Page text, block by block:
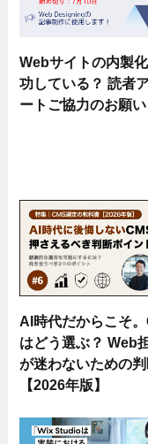
Webサイトの内製
功している？ 読者
ートご協力のお願い
AI時代だからこそ
はどう選ぶ？ Web
が迷わないための
【2026年版】